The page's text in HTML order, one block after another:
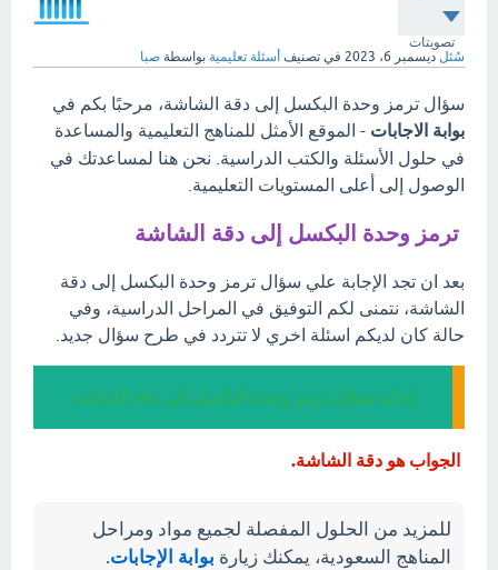
تصويتات
سُئل ديسمبر 6، 2023 في تصنيف أسئلة تعليمية بواسطة صبا
سؤال ترمز وحدة البكسل إلى دقة الشاشة، مرحبًا بكم في
بوابة الاجابات - الموقع الأمثل للمناهج التعليمية والمساعدة
في حلول الأسئلة والكتب الدراسية. نحن هنا لمساعدتك في
الوصول إلى أعلى المستويات التعليمية.
ترمز وحدة البكسل إلى دقة الشاشة
بعد ان تجد الإجابة علي سؤال ترمز وحدة البكسل إلى دقة
الشاشة، نتمنى لكم التوفيق في المراحل الدراسية، وفي
حالة كان لديكم اسئلة اخري لا تتردد في طرح سؤال جديد.
إجابة سؤال ترمز وحدة البكسل إلى دقة الشاشة
الجواب هو دقة الشاشة.
للمزيد من الحلول المفصلة لجميع مواد ومراحل
المناهج السعودية، يمكنك زيارة بوابة الإجابات.